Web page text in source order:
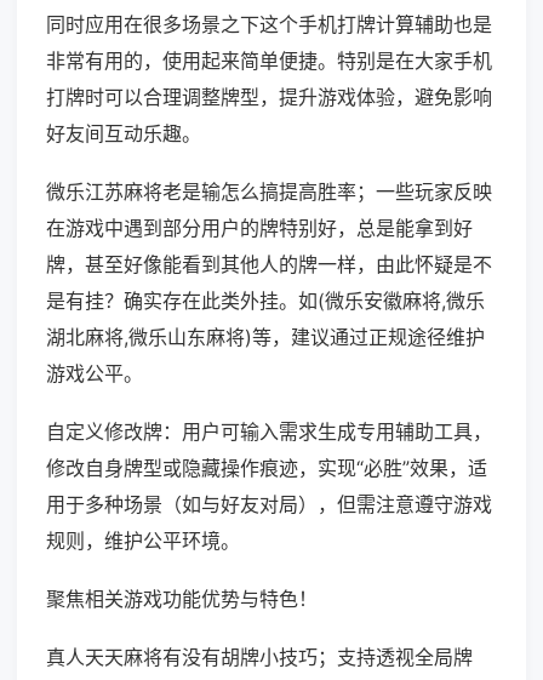
同时应用在很多场景之下这个手机打牌计算辅助也是
非常有用的，使用起来简单便捷。特别是在大家手机
打牌时可以合理调整牌型，提升游戏体验，避免影响
好友间互动乐趣。
微乐江苏麻将老是输怎么搞提高胜率；一些玩家反映
在游戏中遇到部分用户的牌特别好，总是能拿到好
牌，甚至好像能看到其他人的牌一样，由此怀疑是不
是有挂？确实存在此类外挂。如(微乐安徽麻将,微乐
湖北麻将,微乐山东麻将)等，建议通过正规途径维护
游戏公平。
自定义修改牌：用户可输入需求生成专用辅助工具，
修改自身牌型或隐藏操作痕迹，实现“必胜”效果，适
用于多种场景（如与好友对局），但需注意遵守游戏
规则，维护公平环境。
聚焦相关游戏功能优势与特色！
真人天天麻将有没有胡牌小技巧；支持透视全局牌